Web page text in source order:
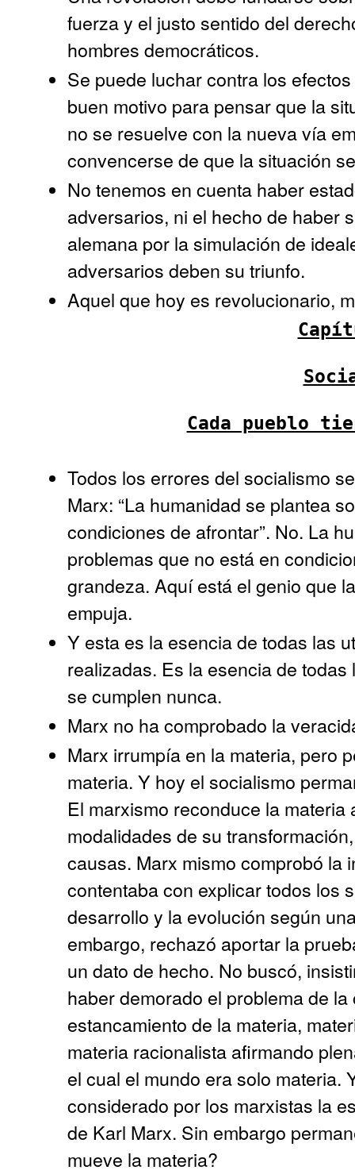
fuerza y el justo sentido del
hombres democráticos.
Se puede luchar contra los
buen motivo para pensar que la
no se resuelve con la nueva vía
convencerse de que la situación
No tenemos en cuenta haber
adversarios, ni el hecho de haber
alemana por la simulación de
adversarios deben su triunfo.
Aquel que hoy es revolucionario,
Cada pueblo
Todos los errores del socialismo
Marx: “La humanidad se plantea
condiciones de afrontar”. No. La
problemas que no está en
grandeza. Aquí está el genio que
empuja.
Y esta es la esencia de todas las
realizadas. Es la esencia de
se cumplen nunca.
Marx no ha comprobado la
Marx irrumpía en la materia, pero
materia. Y hoy el socialismo
El marxismo reconduce la
modalidades de su
causas. Marx mismo comprobó la
contentaba con explicar todos los
desarrollo y la evolución según
embargo, rechazó aportar la
un dato de hecho. No buscó,
haber demorado el problema de
estancamiento de la materia,
materia racionalista afirmando
el cual el mundo era solo materia.
considerado por los marxistas la
de Karl Marx. Sin embargo
mueve la materia?